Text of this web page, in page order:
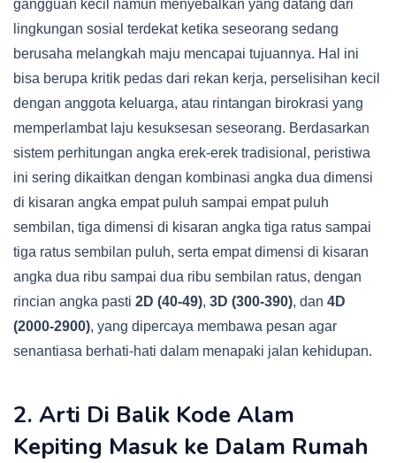
gangguan kecil namun menyebalkan yang datang dari
lingkungan sosial terdekat ketika seseorang sedang
berusaha melangkah maju mencapai tujuannya. Hal ini
bisa berupa kritik pedas dari rekan kerja, perselisihan kecil
dengan anggota keluarga, atau rintangan birokrasi yang
memperlambat laju kesuksesan seseorang. Berdasarkan
sistem perhitungan angka erek-erek tradisional, peristiwa
ini sering dikaitkan dengan kombinasi angka dua dimensi
di kisaran angka empat puluh sampai empat puluh
sembilan, tiga dimensi di kisaran angka tiga ratus sampai
tiga ratus sembilan puluh, serta empat dimensi di kisaran
angka dua ribu sampai dua ribu sembilan ratus, dengan
rincian angka pasti 2D (40-49), 3D (300-390), dan 4D
(2000-2900), yang dipercaya membawa pesan agar
senantiasa berhati-hati dalam menapaki jalan kehidupan.
2. Arti Di Balik Kode Alam
Kepiting Masuk ke Dalam Rumah